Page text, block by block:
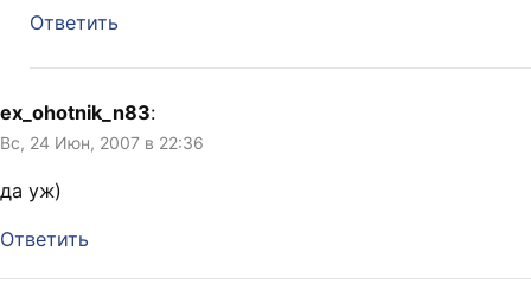
Ответить
ex_ohotnik_n83:
Вс, 24 Июн, 2007 в 22:36
да уж)
Ответить